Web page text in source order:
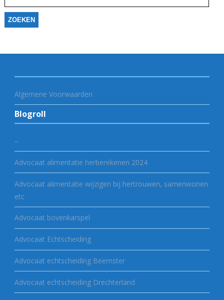
Algemene Voorwaarden
Blogroll
–
Advocaat alimentatie herberekenen 2024
Advocaat alimentatie wijzigen bij hertrouwen, samenwonen
etc
Advocaat bovenkarspel
Advocaat Echtscheiding
Advocaat echtscheiding Beemster
Advocaat echtscheiding Drechterland